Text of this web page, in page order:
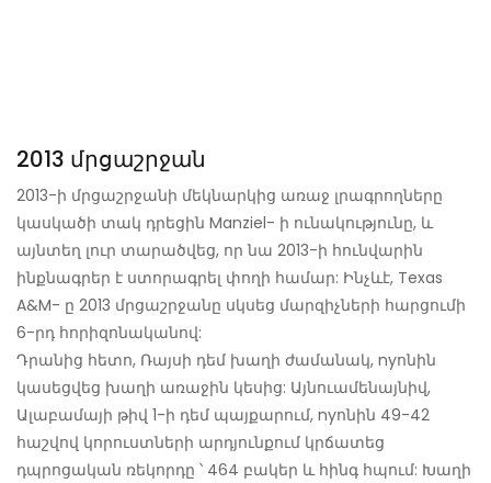
2013 մրցաշրջան
2013-ի մրցաշրջանի մեկնարկից առաջ լրագրողները
կասկածի տակ դրեցին Manziel- ի ունակությունը, և
այնտեղ լուր տարածվեց, որ նա 2013-ի հունվարին
ինքնագրեր է ստորագրել փողի համար: Ինչևէ, Texas
A&M- ը 2013 մրցաշրջանը սկսեց մարզիչների հարցումի
6-րդ հորիզոնականով:
Դրանից հետո, Ռայսի դեմ խաղի ժամանակ, nyոնին
կասեցվեց խաղի առաջին կեսից: Այնուամենայնիվ,
Ալաբամայի թիվ 1-ի դեմ պայքարում, nyոնին 49-42
հաշվով կորուստների արդյունքում կրճատեց
դպրոցական ռեկորդը ՝ 464 բակեր և հինգ հպում: Խաղի